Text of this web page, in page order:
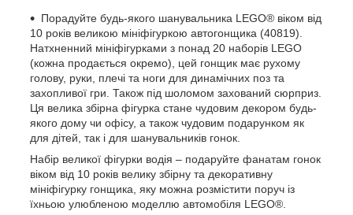
Порадуйте будь-якого шанувальника LEGO® віком від
10 років великою мініфігуркою автогонщика (40819).
Натхненний мініфігурками з понад 20 наборів LEGO
(кожна продається окремо), цей гонщик має рухому
голову, руки, плечі та ноги для динамічних поз та
захопливої ​​гри. Також під шоломом захований сюрприз.
Ця велика збірна фігурка стане чудовим декором будь-
якого дому чи офісу, а також чудовим подарунком як
для дітей, так і для шанувальників гонок.
Набір великої фігурки водія – подаруйте фанатам гонок
віком від 10 років велику збірну та декоративну
мініфігурку гонщика, яку можна розмістити поруч із
їхньою улюбленою моделлю автомобіля LEGO®.